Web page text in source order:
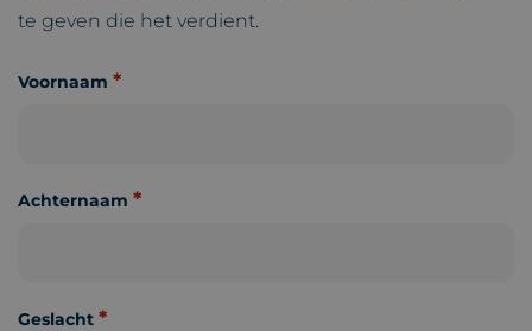
te geven die het verdient.
Voornaam *
Achternaam *
Geslacht *